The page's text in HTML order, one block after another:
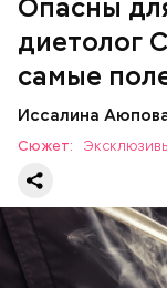
Опасны
диетолог
самые
Иссалина
Сюжет:
людям с
пожилым;